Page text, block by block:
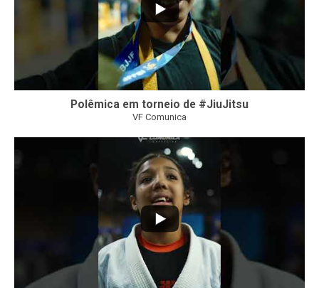
Polêmica em torneio de #JiuJitsu
VF Comunica